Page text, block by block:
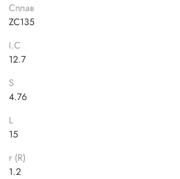
Сплав
ZC135
I.C
12.7
S
4.76
L
15
r (R)
1.2